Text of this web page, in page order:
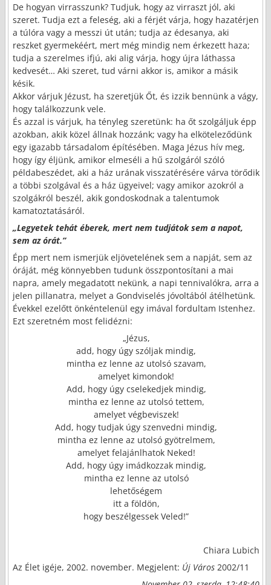
De hogyan virrasszunk? Tudjuk, hogy az virraszt jól, aki
szeret. Tudja ezt a feleség, aki a férjét várja, hogy hazatérjen
a túlóra vagy a messzi út után; tudja az édesanya, aki
reszket gyermekéért, mert még mindig nem érkezett haza;
tudja a szerelmes ifjú, aki alig várja, hogy újra láthassa
kedvesét… Aki szeret, tud várni akkor is, amikor a másik
késik.
Akkor várjuk Jézust, ha szeretjük Őt, és izzik bennünk a vágy,
hogy találkozzunk vele.
És azzal is várjuk, ha tényleg szeretünk: ha őt szolgáljuk épp
azokban, akik közel állnak hozzánk; vagy ha elköteleződünk
egy igazabb társadalom építésében. Maga Jézus hív meg,
hogy így éljünk, amikor elmeséli a hű szolgáról szóló
példabeszédet, aki a ház urának visszatérésére várva törődik
a többi szolgával és a ház ügyeivel; vagy amikor azokról a
szolgákról beszél, akik gondoskodnak a talentumok
kamatoztatásáról.
„Legyetek tehát éberek, mert nem tudjátok sem a napot,
sem az órát.”
Épp mert nem ismerjük eljövetelének sem a napját, sem az
óráját, még könnyebben tudunk összpontosítani a mai
napra, amely megadatott nekünk, a napi tennivalókra, arra a
jelen pillanatra, melyet a Gondviselés jóvoltából átélhetünk.
Évekkel ezelőtt önkéntelenül egy imával fordultam Istenhez.
Ezt szeretném most felidézni:
„Jézus,
add, hogy úgy szóljak mindig,
mintha ez lenne az utolsó szavam,
amelyet kimondok!
Add, hogy úgy cselekedjek mindig,
mintha ez lenne az utolsó tettem,
amelyet végbeviszek!
Add, hogy tudjak úgy szenvedni mindig,
mintha ez lenne az utolsó gyötrelmem,
amelyet felajánlhatok Neked!
Add, hogy úgy imádkozzak mindig,
mintha ez lenne az utolsó
lehetőségem
itt a földön,
hogy beszélgessek Veled!”
Chiara Lubich
Az Élet igéje, 2002. november. Megjelent: Új Város 2002/11